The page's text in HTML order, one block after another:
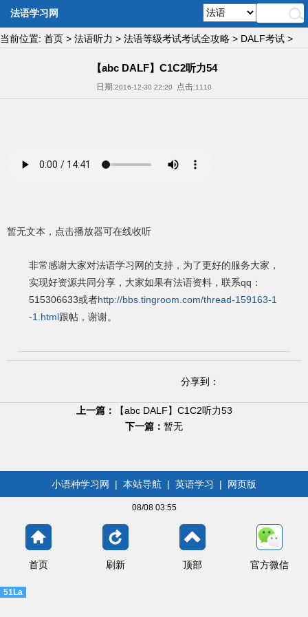
法语学习网
当前位置: 首页 > 法语听力 > 法语等级考试考试全攻略 > DALF考试 >
【abc DALF】C1C2听力54
日期:2016-12-30 22:20 点击:1110
暂无文本，点击播放器可在线收听
非常感谢大家对法语学习网的支持，为了更好的服务大家，
实现好资源共同分享，大家如果有法语资料，联系qq：
515306633或者http://bbs.tingroom.com/thread-159163-1
-1.html跟帖，谢谢。
分享到：
上一篇：
【abc DALF】C1C2听力53
下一篇： 暂无
小语种学习网 | 本站导航 | 英语学习 | 网页版
08/08 03:55
首页 刷新 顶部 官方微信
51La